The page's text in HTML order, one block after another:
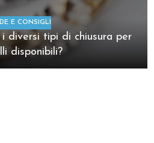
E CONSIGLI
diversi tipi di chiusura per
disponibili?